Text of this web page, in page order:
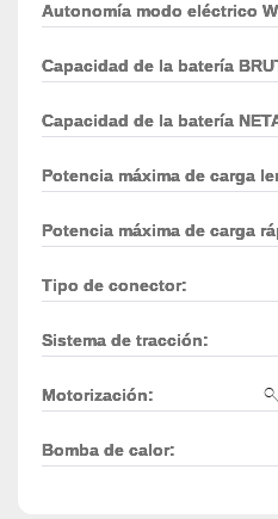
Autonomía modo eléctrico
Capacidad de la batería
Capacidad de la batería
Potencia máxima de carga
Potencia máxima de carga
Tipo de conector:
Sistema de tracción:
Motorización:
Bomba de calor: